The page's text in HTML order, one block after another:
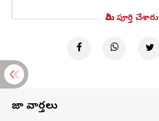
మీరు పూర్తి చేశారు
తాజా వార్తలు